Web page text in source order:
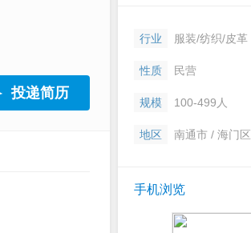
投递简历
行业 服装/纺织/皮革
性质 民营
规模 100-499人
地区 南通市 / 海门
手机浏览